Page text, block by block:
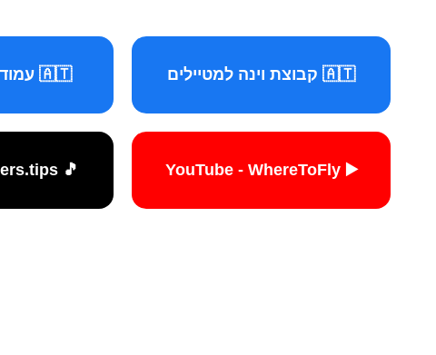
🇦🇹 קבוצת וינה למטיילים 🇦🇹 עמוד וינה למטיילים
▶️ YouTube - WhereToFly
🎵 TikTok - travelers.tips